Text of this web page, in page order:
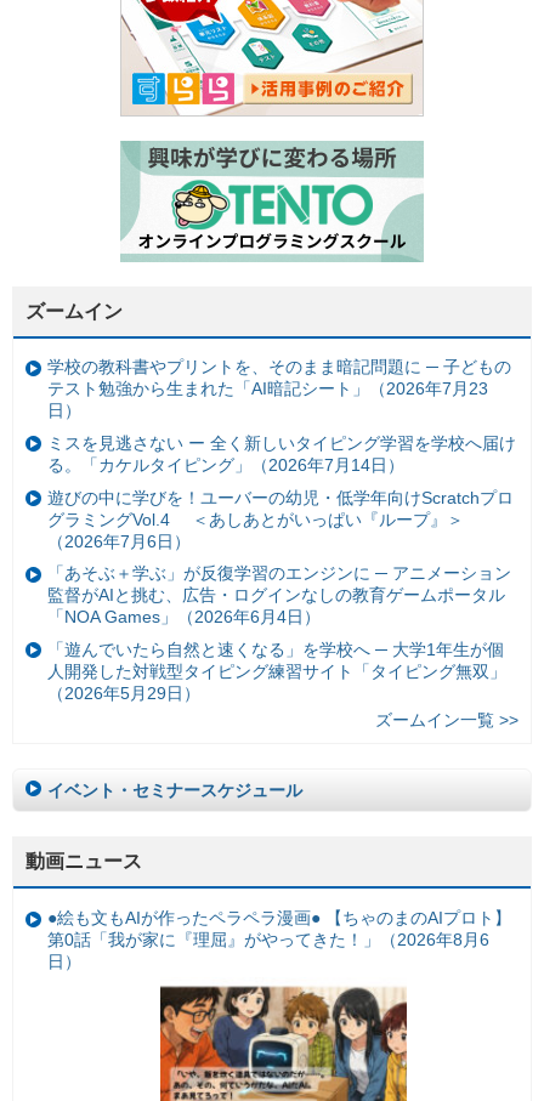
ズームイン
学校の教科書やプリントを、そのまま暗記問題に ─ 子どもの
テスト勉強から生まれた「AI暗記シート」（2026年7月23
日）
ミスを見逃さない ー 全く新しいタイピング学習を学校へ届け
る。「カケルタイピング」（2026年7月14日）
遊びの中に学びを！ユーバーの幼児・低学年向けScratchプロ
グラミングVol.4 ＜あしあとがいっぱい『ループ』＞
（2026年7月6日）
「あそぶ＋学ぶ」が反復学習のエンジンに ─ アニメーション
監督がAIと挑む、広告・ログインなしの教育ゲームポータル
「NOA Games」（2026年6月4日）
「遊んでいたら自然と速くなる」を学校へ ─ 大学1年生が個
人開発した対戦型タイピング練習サイト「タイピング無双」
（2026年5月29日）
ズームイン一覧 >>
イベント・セミナースケジュール
動画ニュース
●絵も文もAIが作ったペラペラ漫画● 【ちゃのまのAIプロト】
第0話「我が家に『理屈』がやってきた！」（2026年8月6
日）